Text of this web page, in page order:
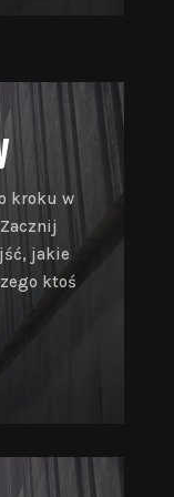
kroku w
jakie
ktoś